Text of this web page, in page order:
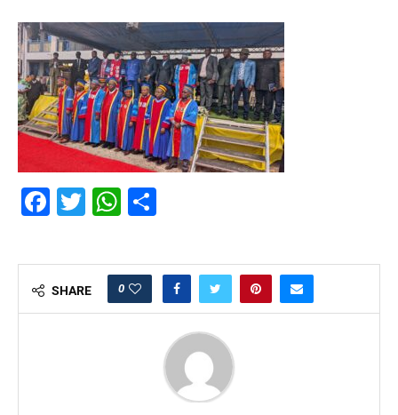
Facebook
TwitterWhatsApp
SHARE 0